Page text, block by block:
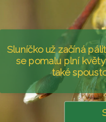
Sluníčko už začíná
se pomalu plní
také